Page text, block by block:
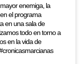
enemiga, la
el programa
en una sala de
todo en torno a
en la vida de